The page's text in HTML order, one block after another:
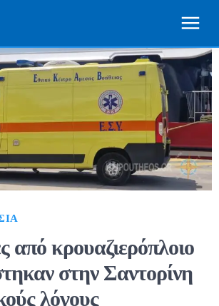
από κρουαζιερόπλοιο
στην Σαντορίνη
λόγους